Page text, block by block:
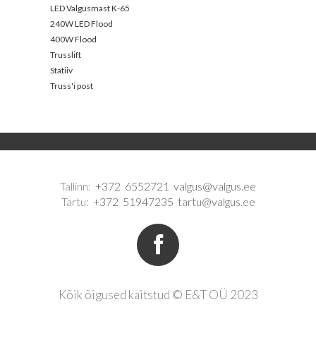
LED Valgusmast K-65
240W LED Flood
400W Flood
Trusslift
Statiiv
Truss'i post
Tallinn: +372 6552721 valgus@valgus.ee
Tartu: +372 51947235 tartu@valgus.ee
Kõik õigused kaitstud © E&T OÜ 2023